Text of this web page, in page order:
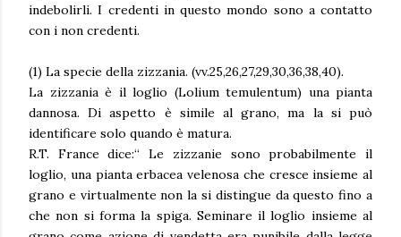
indebolirli. I credenti in questo mondo sono a contatto
con i non credenti.
(1) La specie della zizzania. (vv.25,26,27,29,30,36,38,40).
La zizzania è il loglio (Lolium temulentum) una pianta
dannosa. Di aspetto è simile al grano, ma la si può
identificare solo quando è matura.
R.T. France dice:“ Le zizzanie sono probabilmente il
loglio, una pianta erbacea velenosa che cresce insieme al
grano e virtualmente non la si distingue da questo fino a
che non si forma la spiga. Seminare il loglio insieme al